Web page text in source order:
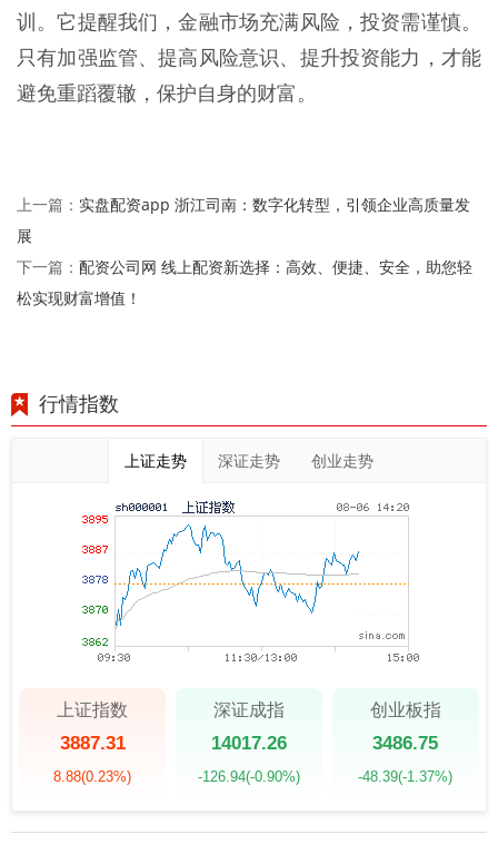
训。它提醒我们，金融市场充满风险，投资需谨慎。
只有加强监管、提高风险意识、提升投资能力，才能
避免重蹈覆辙，保护自身的财富。
上一篇： 实盘配资app 浙江司南：数字化转型，引领企业高质量发
展
下一篇： 配资公司网 线上配资新选择：高效、便捷、安全，助您轻
松实现财富增值！
行情指数
上证走势 深证走势 创业走势
上证指数
3887.31
8.88(0.23%)
深证成指
14017.26
-126.94(-0.90%)
创业板指
3486.75
-48.39(-1.37%)